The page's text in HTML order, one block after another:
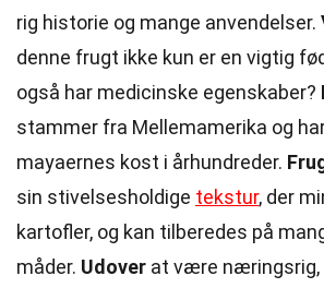
rig historie og mange anvendelser.
denne frugt ikke kun er en vigtig
også har medicinske egenskaber?
stammer fra Mellemamerika og
mayaernes kost i århundreder.
sin stivelsesholdige tekstur, der
kartofler, og kan tilberedes på
måder. Udover at være næringsrig,